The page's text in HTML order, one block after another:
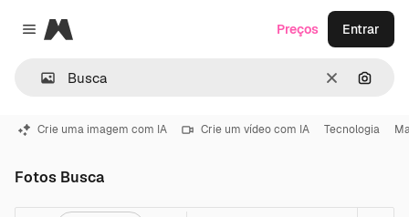
Close menu
Magnific
Limpar
Preços Entrar
Crie uma imagem com IA Crie um vídeo com IA Tecnologia
Fotos Busca